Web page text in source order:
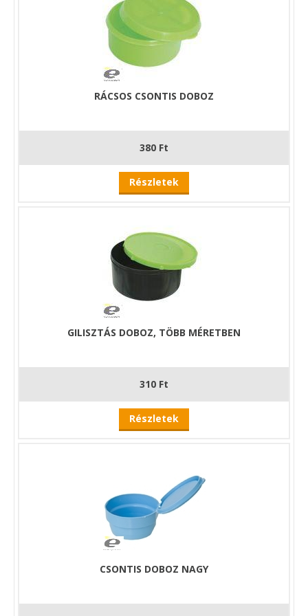
RÁCSOS CSONTIS DOBOZ
380 Ft
Részletek
GILISZTÁS DOBOZ, TÖBB MÉRETBEN
310 Ft
Részletek
CSONTIS DOBOZ NAGY